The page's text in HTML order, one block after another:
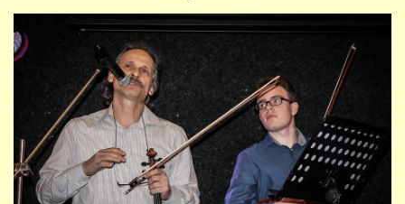
PRO RODIČE
TALENTOVÉ ZKOUŠKY
STUDIJNÍ OBORY